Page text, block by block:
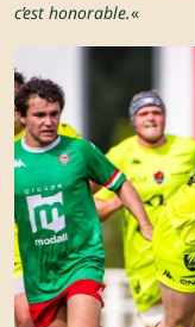
c’est honorable.«